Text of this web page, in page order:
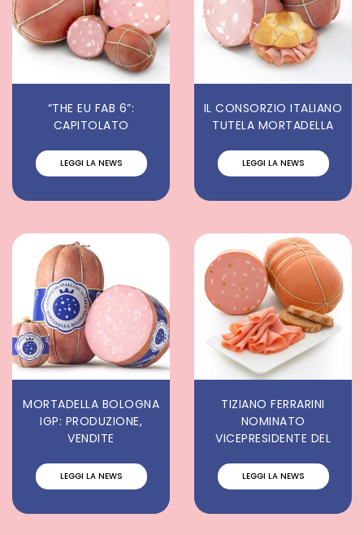
“THE EU FAB 6”:
CAPITOLATO
LEGGI LA NEWS
IL CONSORZIO ITALIANO
TUTELA MORTADELLA
LEGGI LA NEWS
MORTADELLA BOLOGNA
IGP: PRODUZIONE,
VENDITE
LEGGI LA NEWS
TIZIANO FERRARINI
NOMINATO
VICEPRESIDENTE DEL
LEGGI LA NEWS